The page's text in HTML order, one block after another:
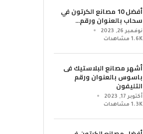
أفضل 10 مصانع الكرتون في
سحاب بالعنوان ورقم...
نوفمبر 26, 2023
1.6K مشاهدات
أشهر مصانع البلاستيك فى
باسوس بالعنوان ورقم
التليفون
أكتوبر 17, 2023
1.3K مشاهدات